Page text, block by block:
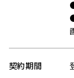
契約期間